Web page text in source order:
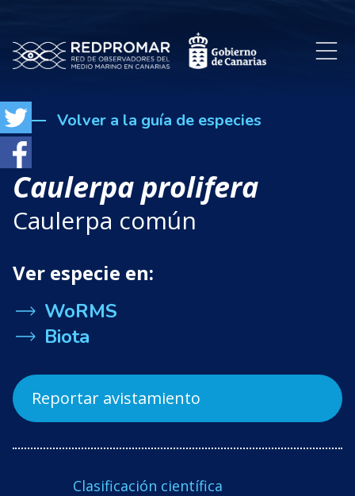
Volver a la guía de especies
Caulerpa prolifera
Caulerpa común
Ver especie en:
WoRMS
Biota
Reportar avistamiento
Clasificación científica